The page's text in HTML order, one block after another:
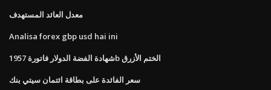
معدل العائد المستهدف
Analisa forex gbp usd hai ini
شهادة الفضة الدولار فاتورة 1957b الختم الأزرق
سعر الفائدة على بطاقة ائتمان سيتي بنك